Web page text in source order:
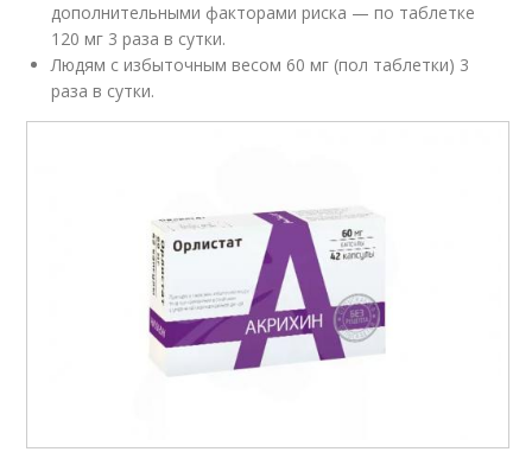
дополнительными факторами риска — по таблетке
120 мг 3 раза в сутки.
Людям с избыточным весом 60 мг (пол таблетки) 3
раза в сутки.